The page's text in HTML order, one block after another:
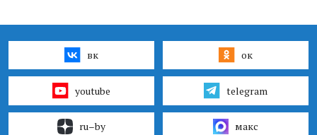
вк ок
youtube telegram
ru–by макс